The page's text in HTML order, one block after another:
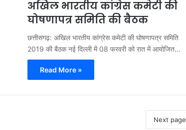
अखिल भारतीय कांग्रेस कमेटी की
घोषणापत्र समिति की बैठक
छत्तीसगढ़: अखिल भारतीय कांग्रेस कमेटी की घोषणापत्र समिति
2019 की बैठक नई दिल्ली में 08 फरवरी को रात में आयोजित…
Read More »
Next page